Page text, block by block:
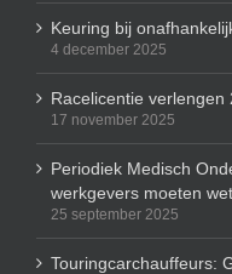
Keuring bij
4 december 2025
Racelicentie verlengen
17 november 2025
Periodiek Medisch
werkgevers moeten
25 september 2025
Touringcarchauffeurs: